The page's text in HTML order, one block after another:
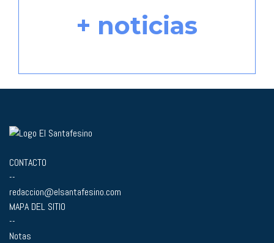
+ noticias
CONTACTO
--
redaccion@elsantafesino.com
MAPA DEL SITIO
--
Notas